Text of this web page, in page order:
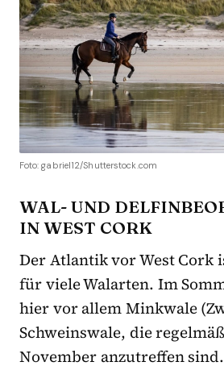
Foto: gabriel12/Shutterstock.com
WAL- UND
IN WEST CORK
Der Atlantik vor West Cork
für viele Walarten. Im
hier vor allem Minkwale
Schweinswale, die
November anzutreffen